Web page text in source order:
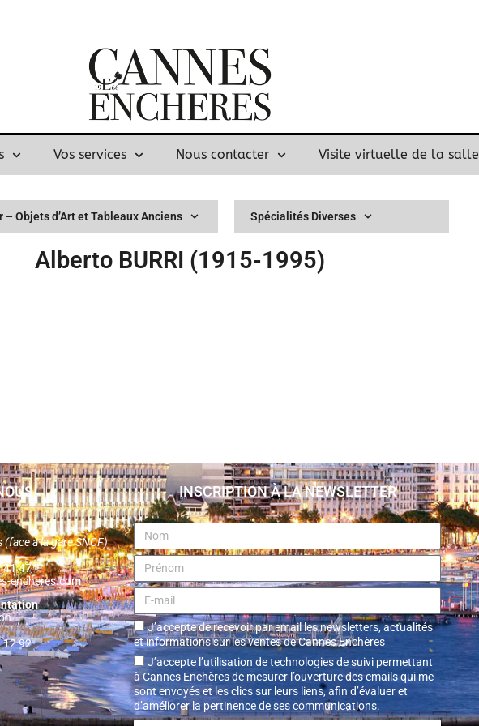
Vos services Nous contacter Visite virtuelle de la salle
– Objets d’Art et Tableaux Anciens Spécialités Diverses
Alberto BURRI (1915-1995)
(face à la gare SNCF)
41 47
encheres.com
12 92
INSCRIPTION À LA NEWSLETTER
J’accepte de recevoir par email les newsletters, actualités
et informations sur les ventes de Cannes Enchères
J’accepte l’utilisation de technologies de suivi permettant
à Cannes Enchères de mesurer l’ouverture des emails qui me
sont envoyés et les clics sur leurs liens, afin d’évaluer et
d’améliorer la pertinence de ses communications.